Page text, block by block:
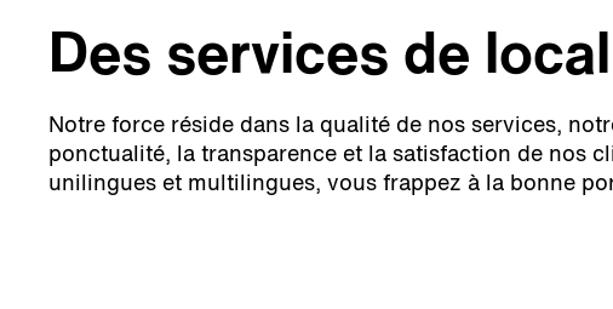
Des services de
Notre force réside dans la qualité de nos services,
ponctualité, la transparence et la satisfaction de nos
unilingues et multilingues, vous frappez à la bonne